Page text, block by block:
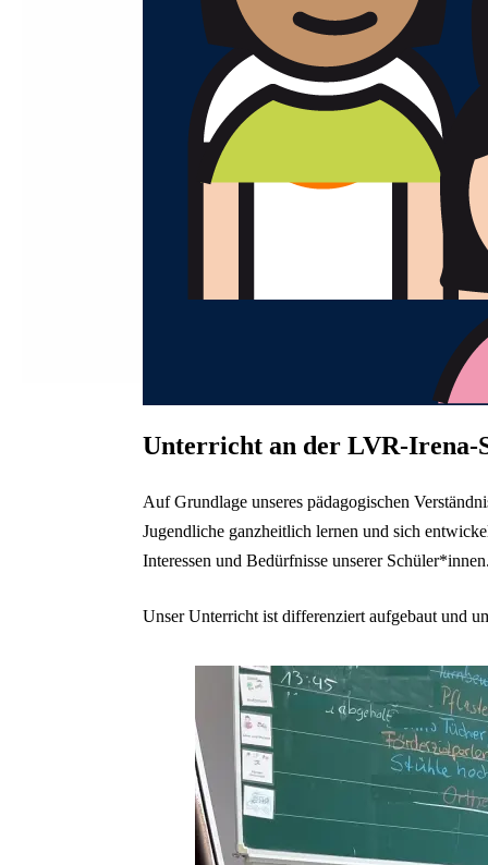
Unterricht an der LVR-Irena-
Auf Grundlage unseres pädagogischen
Jugendliche ganzheitlich lernen und sich
Interessen und Bedürfnisse unserer
Unser Unterricht ist differenziert aufgebaut und